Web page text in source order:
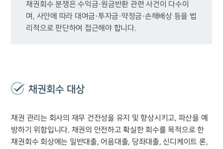
채권회수 분쟁은 수익금·원금반환 관련 사건이 다수이
며, 사안에 따라 대여금·투자금·약정금·손해배상 등을 법
리적으로 판단하여 접근해야 합니다.
채권회수 대상
채권 관리는 회사의 재무 건전성을 유지 및 향상시키고, 파산을 예
방하기 위함입니다. 채권의 안전하고 확실한 회수를 목적으로 한
채권회수 회상에는 일반대출, 어음대출, 당좌대출, 신디케이트 론,